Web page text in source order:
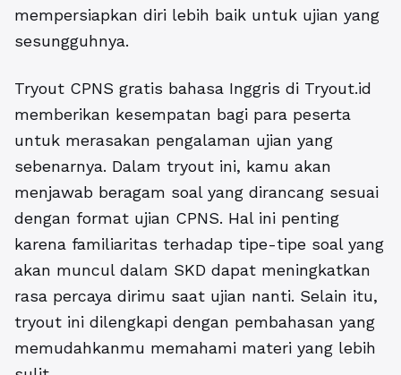
mempersiapkan diri lebih baik untuk ujian yang
sesungguhnya.
Tryout CPNS gratis bahasa Inggris di Tryout.id
memberikan kesempatan bagi para peserta
untuk merasakan pengalaman ujian yang
sebenarnya. Dalam tryout ini, kamu akan
menjawab beragam soal yang dirancang sesuai
dengan format ujian CPNS. Hal ini penting
karena familiaritas terhadap tipe-tipe soal yang
akan muncul dalam SKD dapat meningkatkan
rasa percaya dirimu saat ujian nanti. Selain itu,
tryout ini dilengkapi dengan pembahasan yang
memudahkanmu memahami materi yang lebih